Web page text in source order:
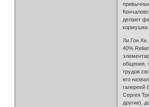
делают
кормушки.
Ли Гон
40%
общения,
трудов
его
галереей
Сергея
другие),